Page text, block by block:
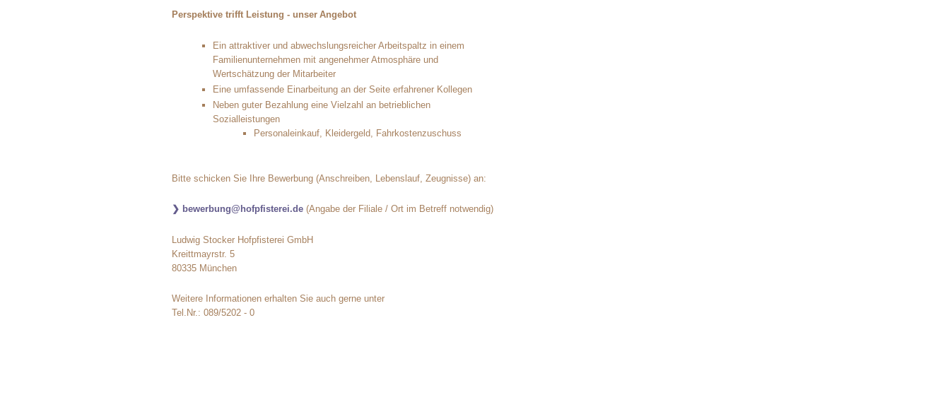
Perspektive trifft Leistung - unser Angebot
Ein attraktiver und abwechslungsreicher Arbeitspaltz in einem
Familienunternehmen mit angenehmer Atmosphäre und
Wertschätzung der Mitarbeiter
Eine umfassende Einarbeitung an der Seite erfahrener Kollegen
Neben guter Bezahlung eine Vielzahl an betrieblichen
Sozialleistungen
Personaleinkauf, Kleidergeld, Fahrkostenzuschuss
Bitte schicken Sie Ihre Bewerbung (Anschreiben, Lebenslauf, Zeugnisse) an:
bewerbung@hofpfisterei.de (Angabe der Filiale / Ort im Betreff notwendig)
Ludwig Stocker Hofpfisterei GmbH
Kreittmayrstr. 5
80335 München
Weitere Informationen erhalten Sie auch gerne unter
Tel.Nr.: 089/5202 - 0